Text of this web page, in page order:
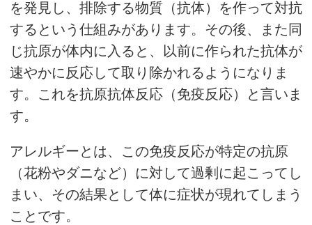
を発見し、排除する物質（抗体）を作って対抗
するという仕組みがあります。その後、また同
じ抗原が体内に入ると、以前に作られた抗体が
速やかに反応して取り除かれるようになりま
す。これを抗原抗体反応（免疫反応）と言いま
す。
アレルギーとは、この免疫反応が特定の抗原
（花粉やダニなど）に対して過剰に起こってし
まい、その結果として体に症状が現れてしまう
ことです。